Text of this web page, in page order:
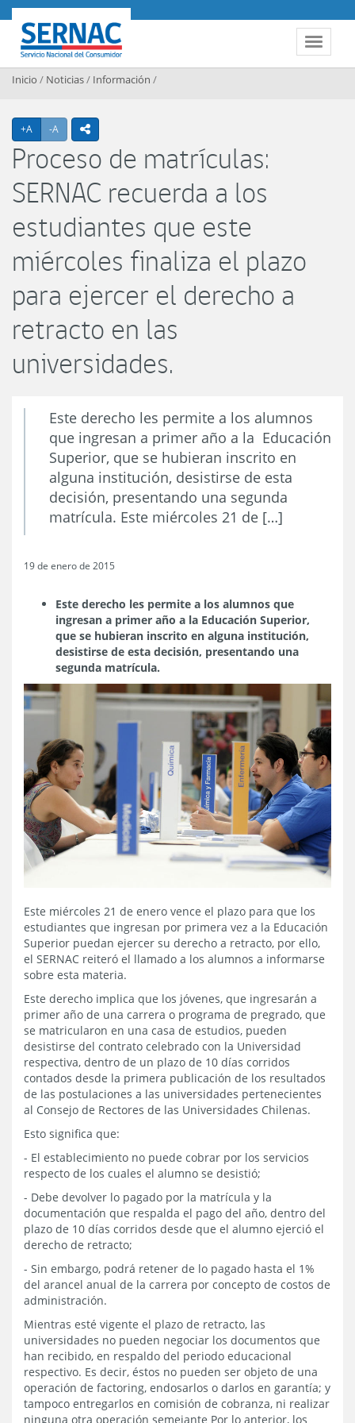
Contenido principal
Toggle
SERNAC
Inicio / Noticias/ Información /
+A Agrandar texto
-A Achicar textoicono compartir
Proceso de matrículas:
SERNAC recuerda a los
estudiantes que este
miércoles finaliza el plazo
para ejercer el derecho a
retracto en las
universidades.
Este derecho les permite a los alumnos
que ingresan a primer año a la Educación
Superior, que se hubieran inscrito en
alguna institución, desistirse de esta
decisión, presentando una segunda
matrícula. Este miércoles 21 de […]
19 de enero de 2015
Este derecho les permite a los alumnos que
ingresan a primer año a la Educación Superior,
que se hubieran inscrito en alguna institución,
desistirse de esta decisión, presentando una
segunda matrícula.
Este miércoles 21 de enero vence el plazo para que los
estudiantes que ingresan por primera vez a la Educación
Superior puedan ejercer su derecho a retracto, por ello,
el SERNAC reiteró el llamado a los alumnos a informarse
sobre esta materia.
Este derecho implica que los jóvenes, que ingresarán a
primer año de una carrera o programa de pregrado, que
se matricularon en una casa de estudios, pueden
desistirse del contrato celebrado con la Universidad
respectiva, dentro de un plazo de 10 días corridos
contados desde la primera publicación de los resultados
de las postulaciones a las universidades pertenecientes
al Consejo de Rectores de las Universidades Chilenas.
Esto significa que:
- El establecimiento no puede cobrar por los servicios
respecto de los cuales el alumno se desistió;
- Debe devolver lo pagado por la matrícula y la
documentación que respalda el pago del año, dentro del
plazo de 10 días corridos desde que el alumno ejerció el
derecho de retracto;
- Sin embargo, podrá retener de lo pagado hasta el 1%
del arancel anual de la carrera por concepto de costos de
administración.
Mientras esté vigente el plazo de retracto, las
universidades no pueden negociar los documentos que
han recibido, en respaldo del periodo educacional
respectivo. Es decir, éstos no pueden ser objeto de una
operación de factoring, endosarlos o darlos en garantía; y
tampoco entregarlos en comisión de cobranza, ni realizar
ninguna otra operación semejante Por lo anterior, los